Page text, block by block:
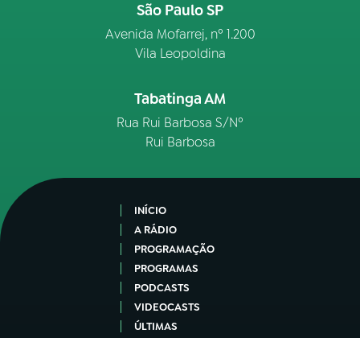
São Paulo SP
Avenida Mofarrej, nº 1.200
Vila Leopoldina
Tabatinga AM
Rua Rui Barbosa S/Nº
Rui Barbosa
INÍCIO
A RÁDIO
PROGRAMAÇÃO
PROGRAMAS
PODCASTS
VIDEOCASTS
ÚLTIMAS